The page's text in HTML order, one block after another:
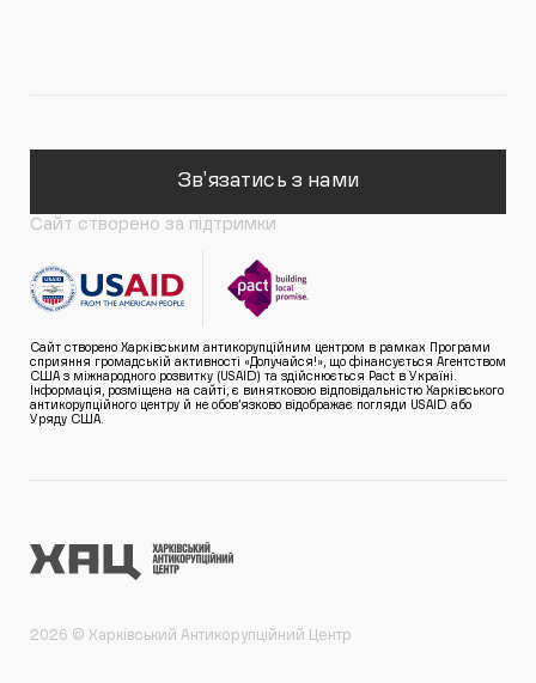
Зв'язатись з нами
Сайт створено за підтримки
Сайт створено Харківським антикорупційним центром в рамках Програми
сприяння громадській активності «Долучайся!», що фінансується Агентством
США з міжнародного розвитку (USAID) та здійснюється Pact в Україні.
Інформація, розміщена на сайті, є винятковою відповідальністю Харківського
антикорупційного центру й не обов’язково відображає погляди USAID або
Уряду США.
2026 © Харківський Антикорупційний Центр